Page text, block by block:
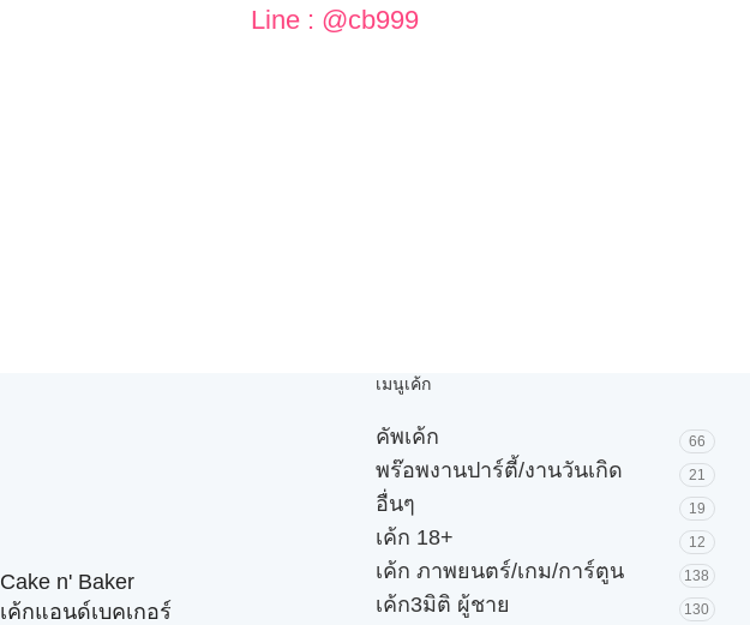
Line : @cb999
Cake n' Baker
เค้กแอนด์เบคเกอร์
เมนูเค้ก
คัพเค้ก 66
พร๊อพงานปาร์ตี้/งานวันเกิด 21
อื่นๆ 19
เค้ก 18+ 12
เค้ก ภาพยนตร์/เกม/การ์ตูน 138
เค้ก3มิติ ผู้ชาย 130